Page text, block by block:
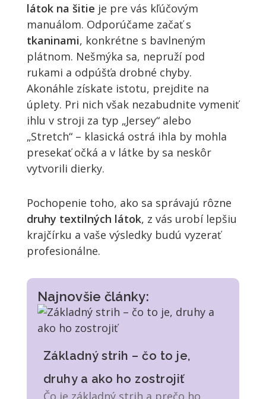
látok na šitie je pre vás kľúčovým
manuálom. Odporúčame začať s
tkaninami, konkrétne s bavlneným
plátnom. Nešmýka sa, nepruží pod
rukami a odpúšťa drobné chyby.
Akonáhle získate istotu, prejdite na
úplety. Pri nich však nezabudnite vymeniť
ihlu v stroji za typ „Jersey“ alebo
„Stretch“ – klasická ostrá ihla by mohla
presekať očká a v látke by sa neskôr
vytvorili dierky.
Pochopenie toho, ako sa správajú rôzne
druhy textilných látok, z vás urobí lepšiu
krajčírku a vaše výsledky budú vyzerať
profesionálne.
Najnovšie články:
Základný strih – čo to je,
druhy a ako ho zostrojiť
Čo je základný strih a prečo ho